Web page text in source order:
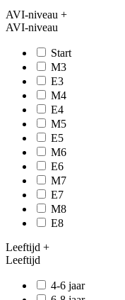
AVI-niveau +
AVI-niveau
Start
M3
E3
M4
E4
M5
E5
M6
E6
M7
E7
M8
E8
Leeftijd +
Leeftijd
4-6 jaar